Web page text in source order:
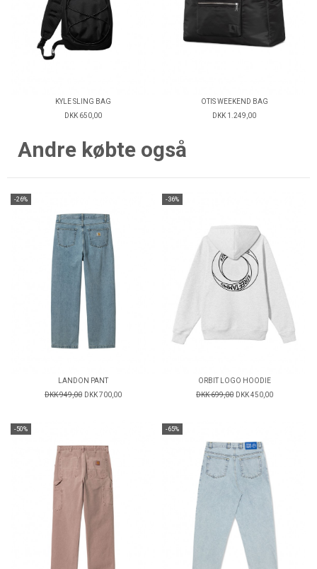
KYLE SLING BAG
DKK 650,00
OTIS WEEKEND BAG
DKK 1.249,00
Andre købte også
-26%
LANDON PANT
DKK 949,00 DKK 700,00
-36%
ORBIT LOGO HOODIE
DKK 699,00 DKK 450,00
-50% -65%